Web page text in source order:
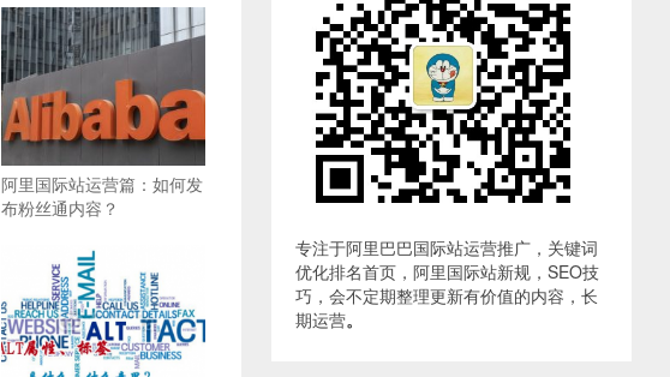
阿里国际站运营篇：如何发
布粉丝通内容？
专注于阿里巴巴国际站运营推广，关键词
优化排名首页，阿里国际站新规，SEO技
巧，会不定期整理更新有价值的内容，长
期运营。